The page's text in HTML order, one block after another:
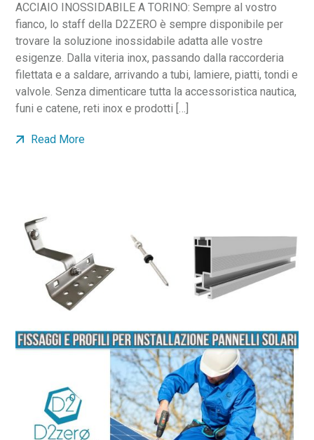
ACCIAIO INOSSIDABILE A TORINO: Sempre al vostro
fianco, lo staff della D2ZERO è sempre disponibile per
trovare la soluzione inossidabile adatta alle vostre
esigenze. Dalla viteria inox, passando dalla raccorderia
filettata e a saldare, arrivando a tubi, lamiere, piatti, tondi e
valvole. Senza dimenticare tutta la accessoristica nautica,
funi e catene, reti inox e prodotti […]
Read More